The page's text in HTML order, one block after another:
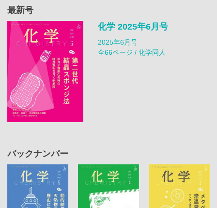
最新号
化学 2025年6月号
2025年6月号
全66ページ / 化学同人
バックナンバー